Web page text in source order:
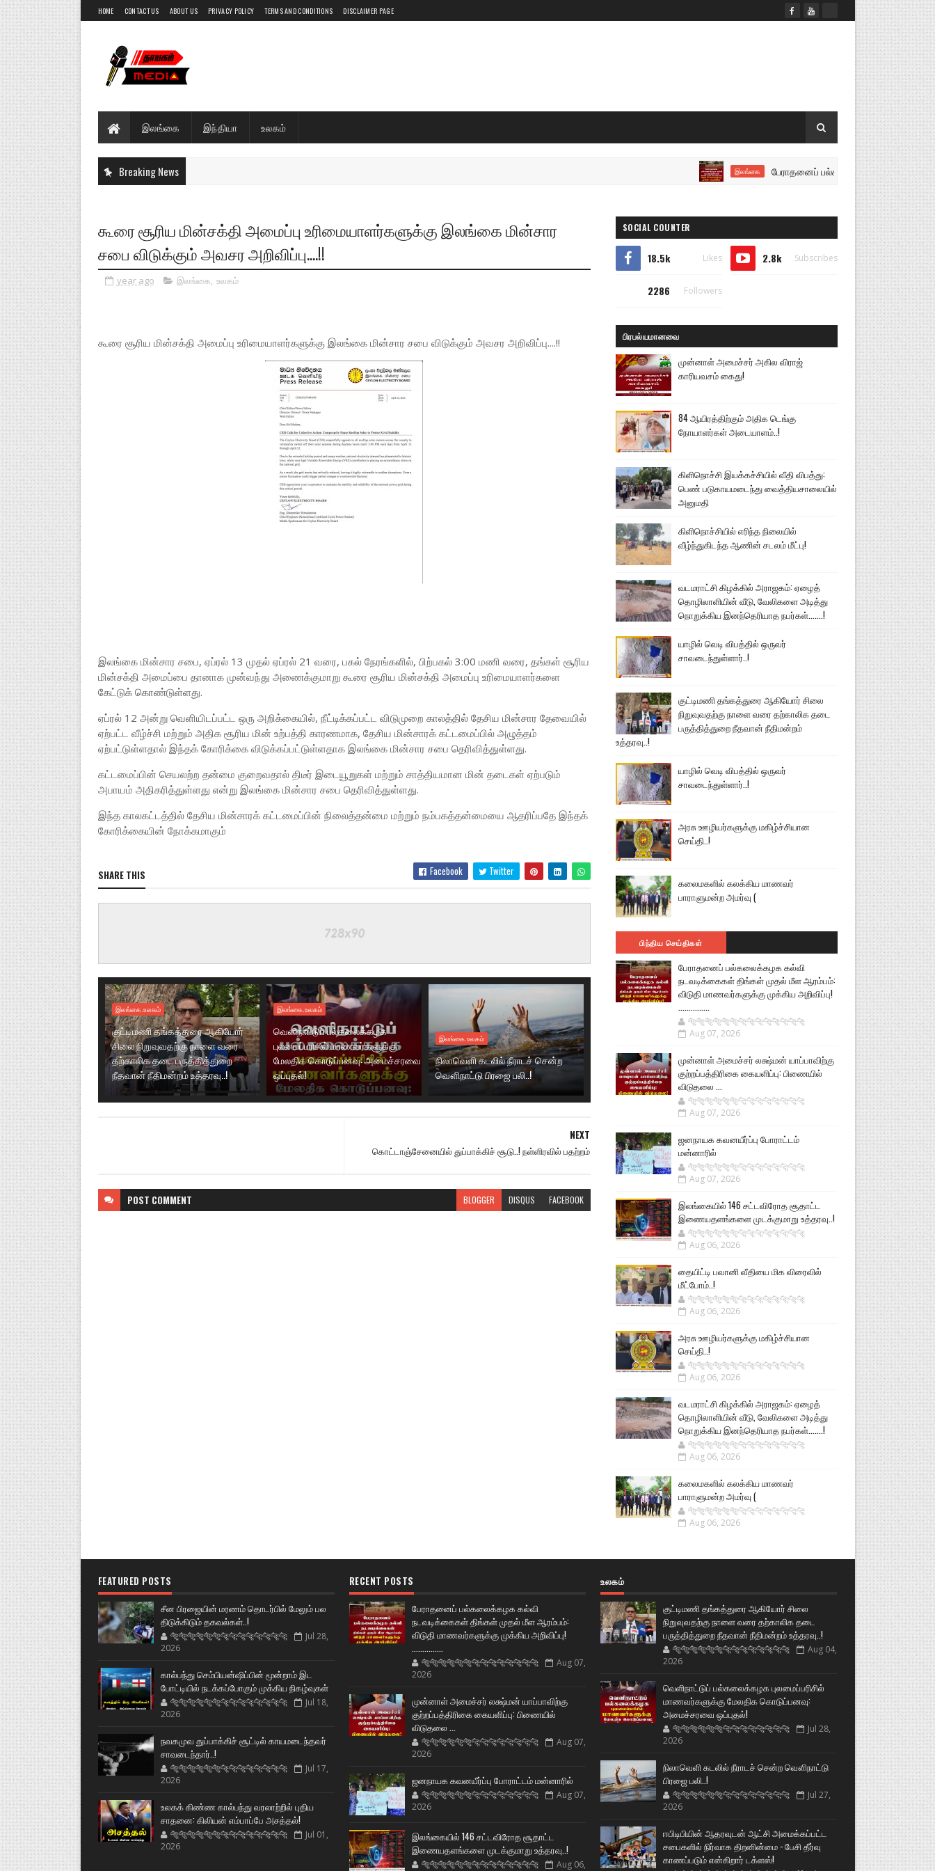
HOME CONTACT US ABOUT US PRIVACY POLICY TERMS AND CONDITIONS DISCLAIMER PAGE
இலங்கை இந்தியா உலகம்
Breaking News இலங்கை பேராதனைப் பல்கலைக்கழக கல்வி நடவடிக்கைகள்
கூரை சூரிய மின்சக்தி அமைப்பு உரிமையாளர்களுக்கு இலங்கை மின்சார
சபை விடுக்கும் அவசர அறிவிப்பு....!!
year ago இலங்கை, உலகம்
கூரை சூரிய மின்சக்தி அமைப்பு உரிமையாளர்களுக்குஇலங்கை மின்சார சபை விடுக்கும் அவசர அறிவிப்பு....!!
இலங்கை மின்சார சபை, ஏப்ரல் 13 முதல் ஏப்ரல் 21 வரை, பகல் நேரங்களில், பிற்பகல் 3:00 மணி வரை, தங்கள் சூரிய
மின்சக்தி அமைப்பை தானாக முன்வந்து அணைக்குமாறு கூரை சூரிய மின்சக்தி அமைப்பு உரிமையாளர்களை
கேட்டுக் கொண்டுள்ளது.
ஏப்ரல் 12 அன்று வெளியிடப்பட்ட ஒரு அறிக்கையில், நீட்டிக்கப்பட்ட விடுமுறை காலத்தில் தேசிய மின்சார தேவையில்
ஏற்பட்ட வீழ்ச்சி மற்றும் அதிக சூரிய மின் உற்பத்தி காரணமாக, தேசிய மின்சாரக் கட்டமைப்பில் அழுத்தம்
ஏற்பட்டுள்ளதால் இந்தக் கோரிக்கை விடுக்கப்பட்டுள்ளதாக இலங்கை மின்சார சபை தெரிவித்துள்ளது.
கட்டமைப்பின் செயலற்ற தன்மை குறைவதால் திடீர் இடையூறுகள் மற்றும் சாத்தியமான மின் தடைகள் ஏற்படும்
அபாயம் அதிகரித்துள்ளது என்று இலங்கை மின்சார சபை தெரிவித்துள்ளது.
இந்த காலகட்டத்தில் தேசிய மின்சாரக் கட்டமைப்பின் நிலைத்தன்மை மற்றும் நம்பகத்தன்மையை ஆதரிப்பதே இந்தக்
கோரிக்கையின் நோக்கமாகும்
SHARE THIS Facebook Twitter
இலங்கை.உலகம்
குட்டிமணி தங்கத்துரை ஆகியோர்
சிலை நிறுவுவதற்கு நாளை வரை
தற்காலிக தடை பருத்தித்துறை
நீதவான் நீதிமன்றம் உத்தரவு..!
இலங்கை.உலகம்
வெளிநாட்டுப் பல்கலைக்கழக
புலமைப்பரிசில் மாணவர்களுக்கு
மேலதிக கொடுப்பனவு: அமைச்சரவை
ஒப்புதல்!
இலங்கை.உலகம்
நிலாவெளி கடலில் நீராடச் சென்ற
வௌிநாட்டு பிரஜை பலி..!
NEXT
கொட்டாஞ்சேனையில் துப்பாக்கிச் சூடு..! நள்ளிரவில் பதற்றம்
POST COMMENT BLOGGER DISQUS FACEBOOK
SOCIAL COUNTER
18.5k Likes 2.8k Subscribes
2286 Followers
பிரபல்யமானவை
முன்னாள் அமைச்சர் அகில விராஜ்
காரியவசம் கைது!
84 ஆயிரத்திற்கும் அதிக டெங்கு
நோயாளர்கள் அடையாளம்..!
கிளிநொச்சி இயக்கச்சியில் வீதி விபத்து:
பெண் படுகாயமடைந்து வைத்தியசாலையில்
அனுமதி
கிளிநொச்சியில் எரிந்த நிலையில்
வீழ்ந்துகிடந்த ஆணின் சடலம் மீட்பு!
வடமராட்சி கிழக்கில் அராஜகம்: ஏழைத்
தொழிலாளியின் வீடு, வேலிகளை அடித்து
நொறுக்கிய இனந்தெரியாத நபர்கள்.......!
யாழில் வெடி விபத்தில் ஒருவர்
சாவடைந்துள்ளார்..!
குட்டிமணி தங்கத்துரை ஆகியோர் சிலை
நிறுவுவதற்கு நாளை வரை தற்காலிக தடை
பருத்தித்துறை நீதவான் நீதிமன்றம்
உத்தரவு..!
யாழில் வெடி விபத்தில் ஒருவர்
சாவடைந்துள்ளார்..!
அரசு ஊழியர்களுக்கு மகிழ்ச்சியான
செய்தி..!
கலைமகளில் கலக்கிய மாணவர்
பாராளுமன்ற அமர்வு (
பிந்திய செய்திகள்
பேராதனைப் பல்கலைக்கழக கல்வி
நடவடிக்கைகள் திங்கள் முதல் மீள ஆரம்பம்:
விடுதி மாணவர்களுக்கு முக்கிய அறிவிப்பு!
...............
🐅🐅🐅🐅🐅🐅🐆🐆🐆🐆🐆🐆🐆🐆
Aug 07, 2026
முன்னாள் அமைச்சர் லக்ஷ்மன் யாப்பாவிற்கு
குற்றப்பத்திரிகை கையளிப்பு: பிணையில்
விடுதலை ...
🐅🐅🐅🐅🐅🐅🐆🐆🐆🐆🐆🐆🐆🐆
Aug 07, 2026
ஜனநாயக கவனயீர்ப்பு போராட்டம்
மன்னாரில்
🐅🐅🐅🐅🐅🐅🐆🐆🐆🐆🐆🐆🐆🐆
Aug 07, 2026
இலங்கையில் 146 சட்டவிரோத சூதாட்ட
இணையதளங்களை முடக்குமாறு உத்தரவு..!
🐅🐅🐅🐅🐅🐅🐆🐆🐆🐆🐆🐆🐆🐆
Aug 06, 2026
தையிட்டி பவானி வீதியை மிக விரைவில்
மீட்போம்..!
🐅🐅🐅🐅🐅🐅🐆🐆🐆🐆🐆🐆🐆🐆
Aug 06, 2026
அரசு ஊழியர்களுக்கு மகிழ்ச்சியான
செய்தி..!
🐅🐅🐅🐅🐅🐅🐆🐆🐆🐆🐆🐆🐆🐆
Aug 06, 2026
வடமராட்சி கிழக்கில் அராஜகம்: ஏழைத்
தொழிலாளியின் வீடு, வேலிகளை அடித்து
நொறுக்கிய இனந்தெரியாத நபர்கள்.......!
🐅🐅🐅🐅🐅🐅🐆🐆🐆🐆🐆🐆🐆🐆
Aug 06, 2026
கலைமகளில் கலக்கிய மாணவர்
பாராளுமன்ற அமர்வு (
🐅🐅🐅🐅🐅🐅🐆🐆🐆🐆🐆🐆🐆🐆
Aug 06, 2026
FEATURED POSTS
சீன பிரஜையின் மரணம் தொடர்பில் மேலும் பல
திடுக்கிடும் தகவல்கள்..!
🐅🐅🐅🐅🐅🐅🐆🐆🐆🐆🐆🐆🐆🐆
Jul 28,
2026
கால்பந்து செம்பியன்ஷிப்பின் மூன்றாம் இட
போட்டியில் நடக்கப்போகும் முக்கிய நிகழ்வுகள்
🐅🐅🐅🐅🐅🐅🐆🐆🐆🐆🐆🐆🐆🐆
Jul 18,
2026
நவகமுவ துப்பாக்கிச் சூட்டில் காயமடைந்தவர்
சாவடைந்தார்..!
🐅🐅🐅🐅🐅🐅🐆🐆🐆🐆🐆🐆🐆🐆
Jul 17,
2026
உலகக் கிண்ண கால்பந்து வரலாற்றில் புதிய
சாதனை: கிலியன் எம்பாப்பே அசத்தல்!
🐅🐅🐅🐅🐅🐅🐆🐆🐆🐆🐆🐆🐆🐆
Jul 01,
2026
RECENT POSTS
பேராதனைப் பல்கலைக்கழக கல்வி
நடவடிக்கைகள் திங்கள் முதல் மீள ஆரம்பம்:
விடுதி மாணவர்களுக்கு முக்கிய அறிவிப்பு!
...............
🐅🐅🐅🐅🐅🐅🐆🐆🐆🐆🐆🐆🐆🐆
Aug 07,
2026
முன்னாள் அமைச்சர் லக்ஷ்மன் யாப்பாவிற்கு
குற்றப்பத்திரிகை கையளிப்பு: பிணையில்
விடுதலை ...
🐅🐅🐅🐅🐅🐅🐆🐆🐆🐆🐆🐆🐆🐆
Aug 07,
2026
ஜனநாயக கவனயீர்ப்பு போராட்டம் மன்னாரில்
🐅🐅🐅🐅🐅🐅🐆🐆🐆🐆🐆🐆🐆🐆
Aug 07,
2026
இலங்கையில் 146 சட்டவிரோத சூதாட்ட
இணையதளங்களை முடக்குமாறு உத்தரவு..!
🐅🐅🐅🐅🐅🐅🐆🐆🐆🐆🐆🐆🐆🐆
Aug 06,
உலகம்
குட்டிமணி தங்கத்துரை ஆகியோர் சிலை
நிறுவுவதற்கு நாளை வரை தற்காலிக தடை
பருத்தித்துறை நீதவான் நீதிமன்றம் உத்தரவு..!
🐅🐅🐅🐅🐅🐅🐆🐆🐆🐆🐆🐆🐆🐆
Aug 04,
2026
வெளிநாட்டுப் பல்கலைக்கழக புலமைப்பரிசில்
மாணவர்களுக்கு மேலதிக கொடுப்பனவு:
அமைச்சரவை ஒப்புதல்!
🐅🐅🐅🐅🐅🐅🐆🐆🐆🐆🐆🐆🐆🐆
Jul 28,
2026
நிலாவெளி கடலில் நீராடச் சென்ற வௌிநாட்டு
பிரஜை பலி..!
🐅🐅🐅🐅🐅🐅🐆🐆🐆🐆🐆🐆🐆🐆
Jul 27,
2026
ஈபிடிபியின் ஆதரவுடன் ஆட்சி அமைக்கப்பட்ட
சபைகளில் நிர்வாக திறனின்மை - பேசி தீர்வு
காணப்படும் என்கிறார் டக்ளஸ்!